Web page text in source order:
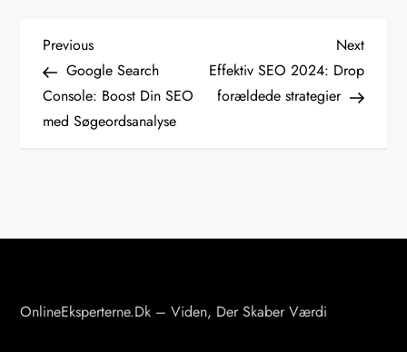
I
n
d
l
v
Previous
Post
Previous
Google Search
Console: Boost Din SEO
med Søgeordsanalyse
Next
Post
Next
Effektiv SEO 2024: Drop
forældede strategier
OnlineEksperterne.dk – Viden, Der Skaber Værdi